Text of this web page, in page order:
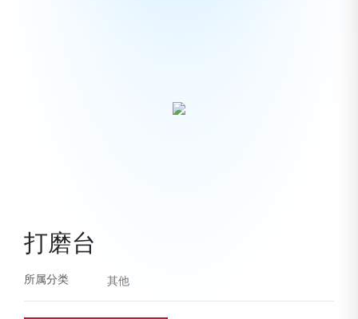
打磨台
所属分类 其他